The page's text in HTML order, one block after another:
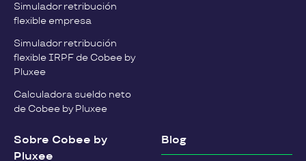
Simulador retribución
flexible empresa
Simulador retribución
flexible IRPF de Cobee by
Pluxee
Calculadora sueldo neto
de Cobee by Pluxee
Sobre Cobee by
Pluxee
Blog